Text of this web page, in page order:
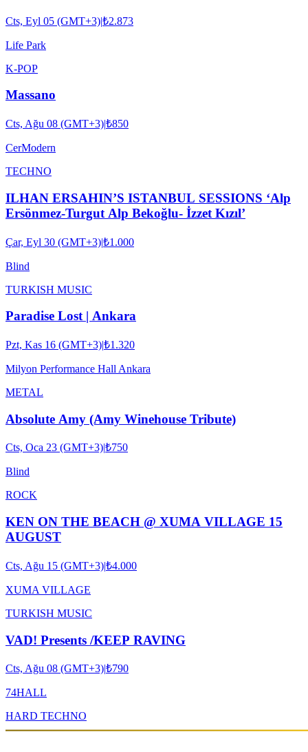
Cts, Eyl 05 (GMT+3)|₺2.873
Life Park
K-POP
Massano
Cts, Ağu 08 (GMT+3)|₺850
CerModern
TECHNO
ILHAN ERSAHIN’S ISTANBUL SESSIONS ‘Alp
Ersönmez-Turgut Alp Bekoğlu- İzzet Kızıl’
Çar, Eyl 30 (GMT+3)|₺1.000
Blind
TURKISH MUSIC
Paradise Lost | Ankara
Pzt, Kas 16 (GMT+3)|₺1.320
Milyon Performance Hall Ankara
METAL
Absolute Amy (Amy Winehouse Tribute)
Cts, Oca 23 (GMT+3)|₺750
Blind
ROCK
KEN ON THE BEACH @ XUMA VILLAGE 15
AUGUST
Cts, Ağu 15 (GMT+3)|₺4.000
XUMA VILLAGE
TURKISH MUSIC
VAD! Presents /KEEP RAVING
Cts, Ağu 08 (GMT+3)|₺790
74HALL
HARD TECHNO